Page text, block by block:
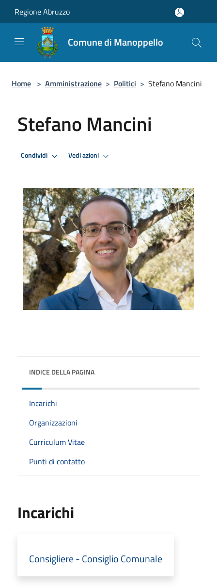
Regione Abruzzo
Comune di Manoppello
Home > Amministrazione > Politici > Stefano Mancini
Stefano Mancini
Condividi Vedi azioni
INDICE DELLA PAGINA
Incarichi
Organizzazioni
Curriculum Vitae
Punti di contatto
Incarichi
Consigliere - Consiglio Comunale